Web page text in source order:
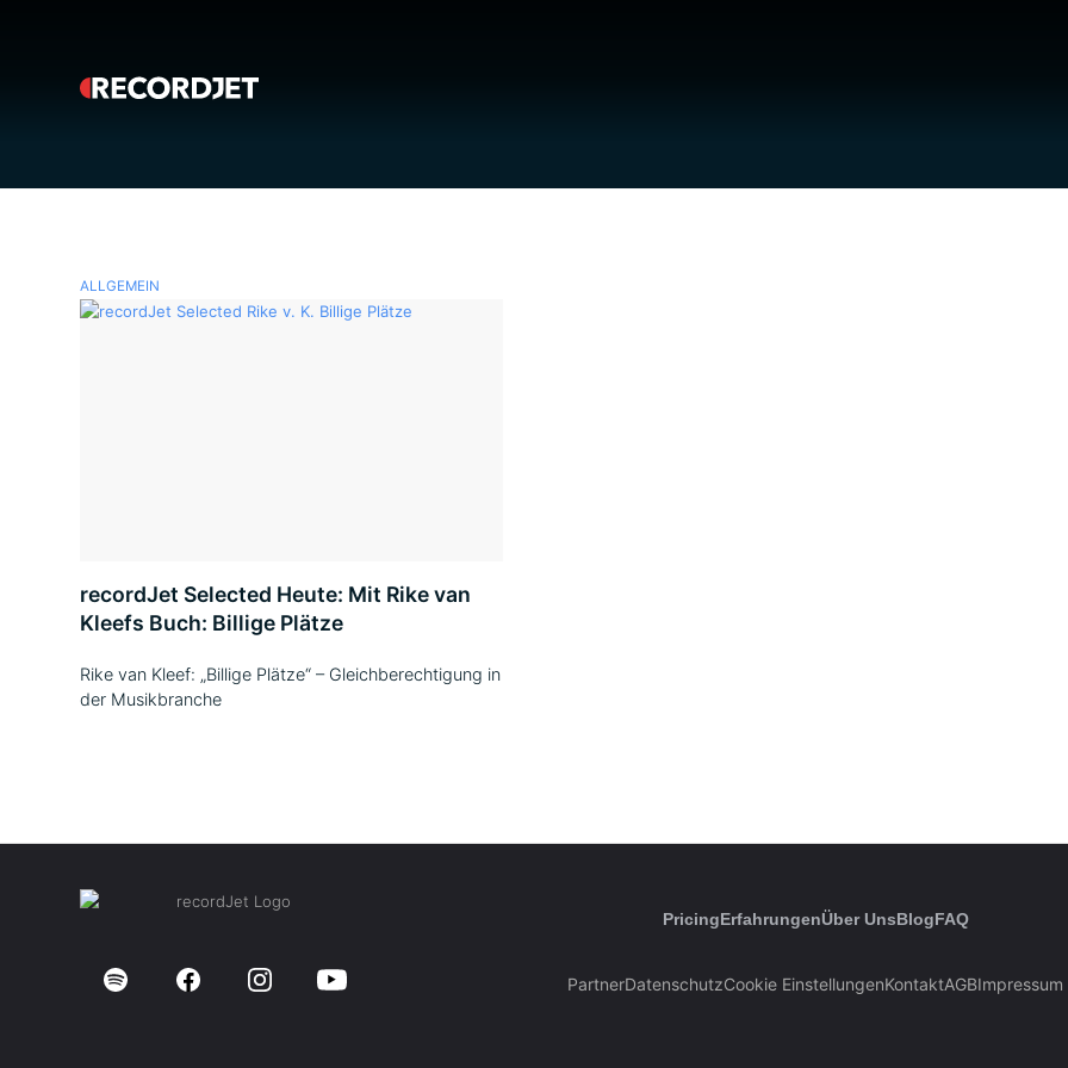
ALLGEMEIN
recordJet Selected Heute: Mit Rike van
Kleefs Buch: Billige Plätze
Rike van Kleef: „Billige Plätze“ – Gleichberechtigung in
der Musikbranche
PricingErfahrungenÜber UnsBlogFAQ
PartnerDatenschutzCookie EinstellungenKontaktAGBImpressum